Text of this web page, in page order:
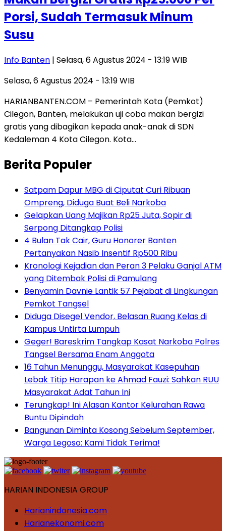
Porsi, Sudah Termasuk Minum
Susu
Info Banten | Selasa, 6 Agustus 2024 - 13:19 WIB
Selasa, 6 Agustus 2024 - 13:19 WIB
HARIANBANTEN.COM – Pemerintah Kota (Pemkot)
Cilegon, Banten, melakukan uji coba makan bergizi
gratis yang dibagikan kepada anak-anak di SDN
Kedaleman 4 Kota Cilegon. Kota…
Berita Populer
Satpam Dapur MBG di Ciputat Curi Ribuan
Ompreng, Diduga Buat Beli Narkoba
Gelapkan Uang Majikan Rp25 Juta, Sopir di
Serpong Ditangkap Polisi
4 Bulan Tak Cair, Guru Honorer Banten
Pertanyakan Nasib Insentif Rp500 Ribu
Kronologi Kejadian dan Peran 3 Pelaku Ganjal ATM
yang Ditembak Polisi di Pamulang
Benyamin Davnie Lantik 57 Pejabat di Lingkungan
Pemkot Tangsel
Diduga Disegel Vendor, Belasan Ruang Kelas di
Kampus Untirta Lumpuh
Geger! Bareskrim Tangkap Kasat Narkoba Polres
Tangsel Bersama Enam Anggota
16 Tahun Menunggu, Masyarakat Kasepuhan
Lebak Titip Harapan ke Ahmad Fauzi: Sahkan RUU
Masyarakat Adat Tahun Ini
Terungkap! Ini Alasan Kantor Kelurahan Rawa
Buntu Dipindah
Bangunan Diminta Kosong Sebelum September,
Warga Legoso: Kami Tidak Terima!
HARIAN INDONESIA GROUP
Harianindonesia.com
Harianekonomi.com